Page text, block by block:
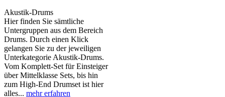
Akustik-Drums
Hier finden Sie sämtliche
Untergruppen aus dem Bereich
Drums. Durch einen Klick
gelangen Sie zu der jeweiligen
Unterkategorie Akustik-Drums.
Vom Komplett-Set für Einsteiger
über Mittelklasse Sets, bis hin
zum High-End Drumset ist hier
alles... mehr erfahren